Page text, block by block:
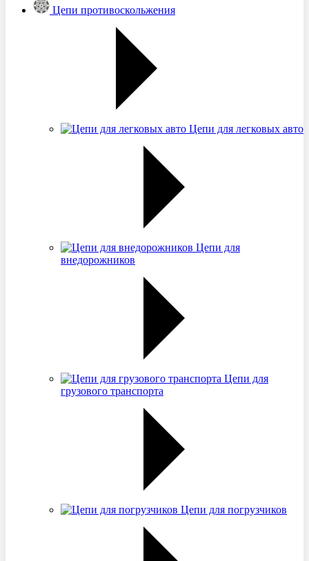
Цепи противоскольжения
Цепи для легковых авто
Цепи для
внедорожников
Цепи для
грузового транспорта
Цепи для погрузчиков